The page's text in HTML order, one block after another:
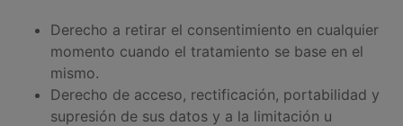
Derecho a retirar el consentimiento en cualquier
momento cuando el tratamiento se base en el
mismo.
Derecho de acceso, rectificación, portabilidad y
supresión de sus datos y a la limitación u